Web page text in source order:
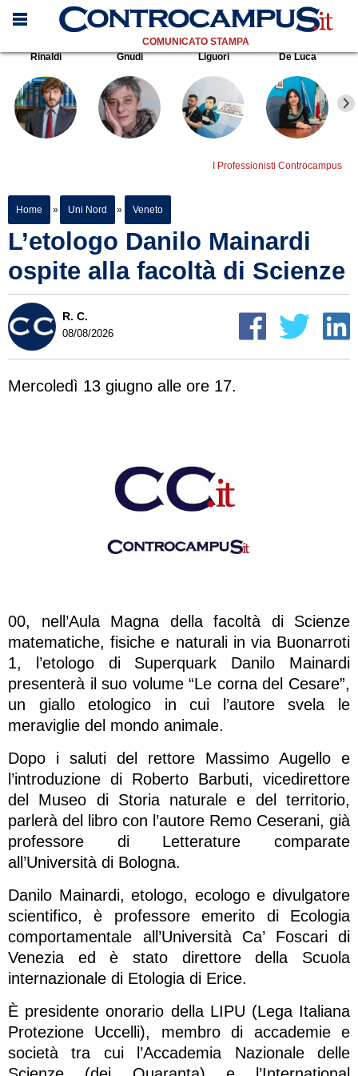
COMUNICATO STAMPA
Rinaldi
Gnudi Liguori De Luca
I Professionisti Controcampus
Home » Uni Nord » Veneto
L’etologo Danilo Mainardi
ospite alla facoltà di Scienze
R. C.
08/08/2026
Mercoledì 13 giugno alle ore 17.
00, nell’Aula Magna della facoltà di Scienze
matematiche, fisiche e naturali in via Buonarroti
1, l’etologo di Superquark Danilo Mainardi
presenterà il suo volume “Le corna del Cesare”,
un giallo etologico in cui l’autore svela le
meraviglie del mondo animale.
Dopo i saluti del rettore Massimo Augello e
l’introduzione di Roberto Barbuti, vicedirettore
del Museo di Storia naturale e del territorio,
parlerà del libro con l’autore Remo Ceserani, già
professore di Letterature comparate
all’Università di Bologna.
Danilo Mainardi, etologo, ecologo e divulgatore
scientifico, è professore emerito di Ecologia
comportamentale all’Università Ca’ Foscari di
Venezia ed è stato direttore della Scuola
internazionale di Etologia di Erice.
È presidente onorario della LIPU (Lega Italiana
Protezione Uccelli), membro di accademie e
società tra cui l’Accademia Nazionale delle